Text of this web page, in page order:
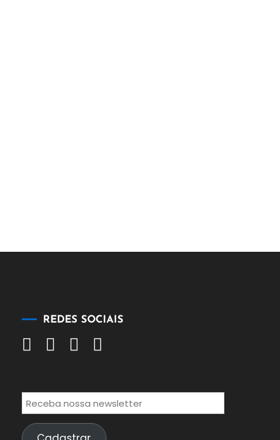
REDES SOCIAIS